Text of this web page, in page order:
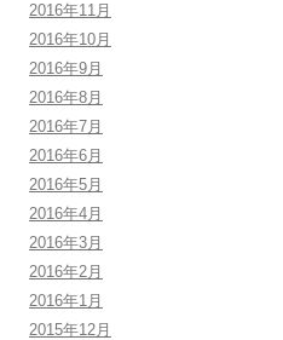
2016年11月
2016年10月
2016年9月
2016年8月
2016年7月
2016年6月
2016年5月
2016年4月
2016年3月
2016年2月
2016年1月
2015年12月